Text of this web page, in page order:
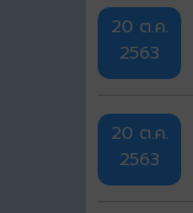
20 ต.ค.
2563
20 ต.ค.
2563